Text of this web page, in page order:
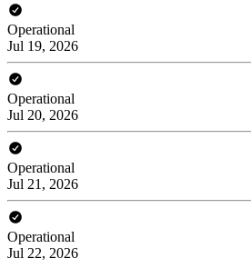
Operational
Jul 19, 2026
Operational
Jul 20, 2026
Operational
Jul 21, 2026
Operational
Jul 22, 2026